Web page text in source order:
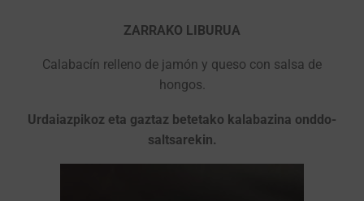
ZARRAKO LIBURUA
Calabacín relleno de jamón y queso con salsa de
hongos.
Urdaiazpikoz eta gaztaz betetako kalabazina onddo-
saltsarekin.